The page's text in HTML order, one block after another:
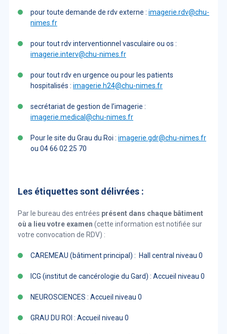
pour toute demande de rdv externe : imagerie.rdv@chu-
nimes.fr
pour tout rdv interventionnel vasculaire ou os :
imagerie.interv@chu-nimes.fr
pour tout rdv en urgence ou pour les patients
hospitalisés : imagerie.h24@chu-nimes.fr
secrétariat de gestion de l’imagerie :
imagerie.medical@chu-nimes.fr
Pour le site du Grau du Roi : imagerie.gdr@chu-nimes.fr
ou 04 66 02 25 70
Les étiquettes sont délivrées :
Par le bureau des entrées présent dans chaque bâtiment
où a lieu votre examen (cette information est notifiée sur
votre convocation de RDV) :
CAREMEAU (bâtiment principal) : Hall central niveau 0
ICG (institut de cancérologie du Gard) : Accueil niveau 0
NEUROSCIENCES : Accueil niveau 0
GRAU DU ROI : Accueil niveau 0